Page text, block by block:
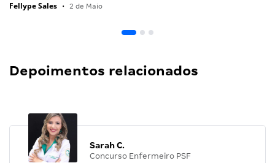
Fellype Sales • 2 de Maio
Depoimentos relacionados
Sarah C.
Concurso Enfermeiro PSF